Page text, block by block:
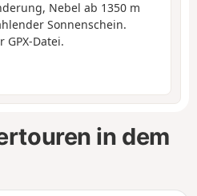
Nebel ab 1350 m
Sonnenschein.
GPX-Datei.
in dem